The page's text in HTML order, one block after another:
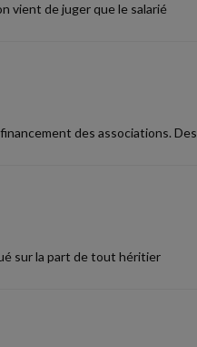
vient de juger que le salarié
des associations. Des
sur la part de tout héritier